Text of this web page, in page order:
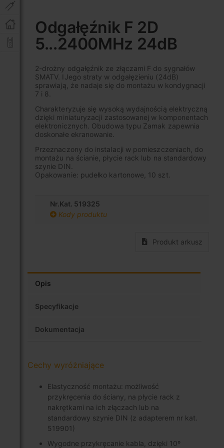
Odgałęźnik F 2D
5...2400MHz 24dB
2-drożny odgałęźnik ze złączami F do sygnałów
SMATV. IJego straty w odgałęzieniu (24dB)
sprawiają, że nadaje się do montażu w kondygnacji
7 i 8.
Charakteryzuje się wysoką wydajnością elektryczną
dzięki miniaturyzacji zastosowanej w komponentach
elektronicznych. Obudowa typu Zamak zapewnia
doskonałe ekranowanie.
Przeznaczony do instalacji w pomieszczeniach, do
montażu na ścianie, płycie rack lub na standardowy
szynie DIN.
Opakowanie: pudełko kartonowe, 10 szt.
Nr.Kat. 519325
Kody produktu
Produkt arkusz
początek
galerii
Opis
Specyfikacje
Dokumentacja
Cechy wyróżniające
Elastyczność montażu: możliwość
przykręcenia do ściany, na płycie rack z
nakrętkami na ich złączach lub na
standardowy szynie DIN (z adapterem nr kat.
519901)
Wygodne przykręcanie kabla, dzięki 10º